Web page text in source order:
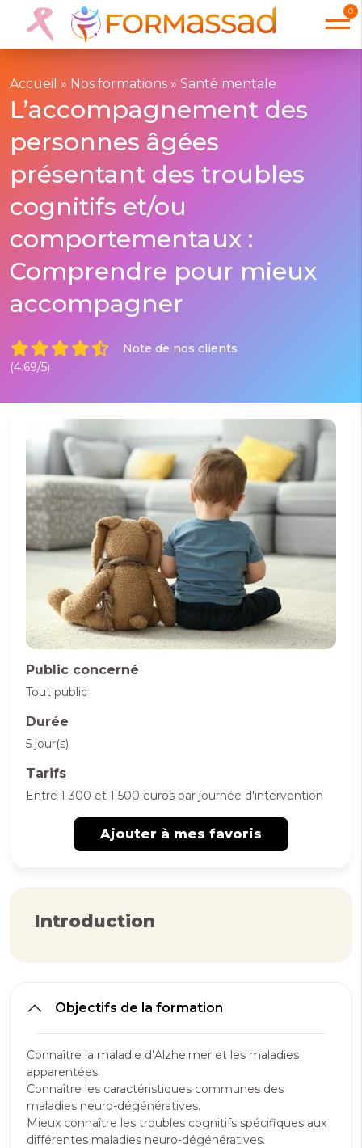
0
Accueil » Nos formations » Santé mentale
L’accompagnement des
personnes âgées
présentant des troubles
cognitifs et/ou
comportementaux :
Comprendre pour mieux
accompagner
Note de nos clients
(4.69/5)
Public concerné
Tout public
Durée
5 jour(s)
Tarifs
Entre 1 300 et 1 500 euros par journée d'intervention
Ajouter à mes favoris
Introduction
Objectifs de la formation
Connaître la maladie d’Alzheimer et les maladies
apparentées.
Connaître les caractéristiques communes des
maladies neuro-dégénératives.
Mieux connaître les troubles cognitifs spécifiques aux
différentes maladies neuro-dégénératives.